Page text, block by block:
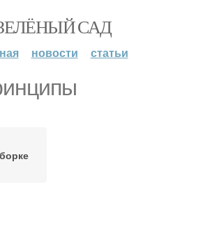
САД
новости статьи